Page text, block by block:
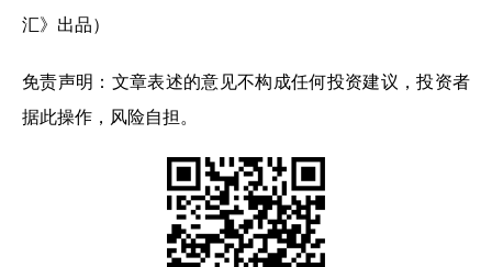
汇》出品）
免责声明：文章表述的意见不构成任何投资建议，投资者
据此操作，风险自担。